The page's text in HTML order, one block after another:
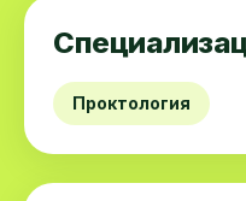
Проктология